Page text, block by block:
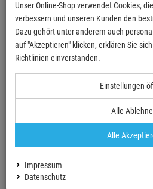
Anmeldung
Ihre E-Mail
Passwort
Unser Online-Shop verwendet Cookies,
verbessern und unseren Kunden den
Dazu gehört unter anderem auch
auf "Akzeptieren" klicken, erklären Sie
Richtlinien einverstanden.
Einstellungen
Alle
Alle
Impressum
Datenschutz